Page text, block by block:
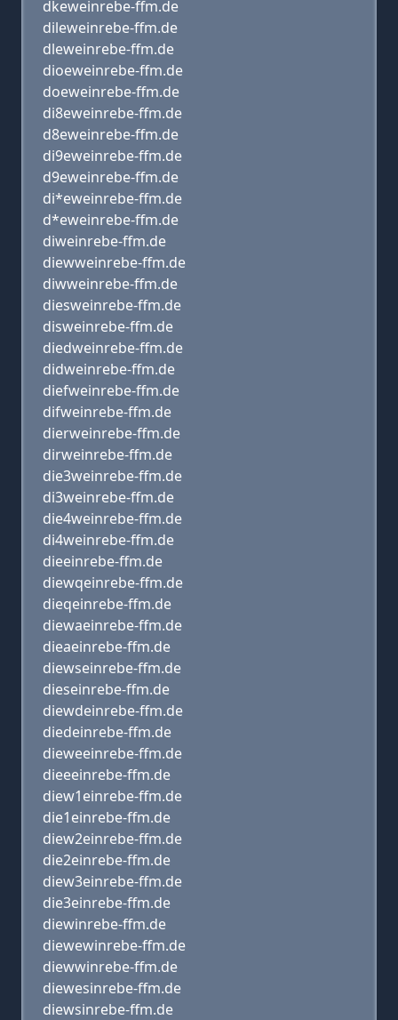
dkeweinrebe-ffm.de
dileweinrebe-ffm.de
dleweinrebe-ffm.de
dioeweinrebe-ffm.de
doeweinrebe-ffm.de
di8eweinrebe-ffm.de
d8eweinrebe-ffm.de
di9eweinrebe-ffm.de
d9eweinrebe-ffm.de
di*eweinrebe-ffm.de
d*eweinrebe-ffm.de
diweinrebe-ffm.de
diewweinrebe-ffm.de
diwweinrebe-ffm.de
diesweinrebe-ffm.de
disweinrebe-ffm.de
diedweinrebe-ffm.de
didweinrebe-ffm.de
diefweinrebe-ffm.de
difweinrebe-ffm.de
dierweinrebe-ffm.de
dirweinrebe-ffm.de
die3weinrebe-ffm.de
di3weinrebe-ffm.de
die4weinrebe-ffm.de
di4weinrebe-ffm.de
dieeinrebe-ffm.de
diewqeinrebe-ffm.de
dieqeinrebe-ffm.de
diewaeinrebe-ffm.de
dieaeinrebe-ffm.de
diewseinrebe-ffm.de
dieseinrebe-ffm.de
diewdeinrebe-ffm.de
diedeinrebe-ffm.de
dieweeinrebe-ffm.de
dieeeinrebe-ffm.de
diew1einrebe-ffm.de
die1einrebe-ffm.de
diew2einrebe-ffm.de
die2einrebe-ffm.de
diew3einrebe-ffm.de
die3einrebe-ffm.de
diewinrebe-ffm.de
diewewinrebe-ffm.de
diewwinrebe-ffm.de
diewesinrebe-ffm.de
diewsinrebe-ffm.de